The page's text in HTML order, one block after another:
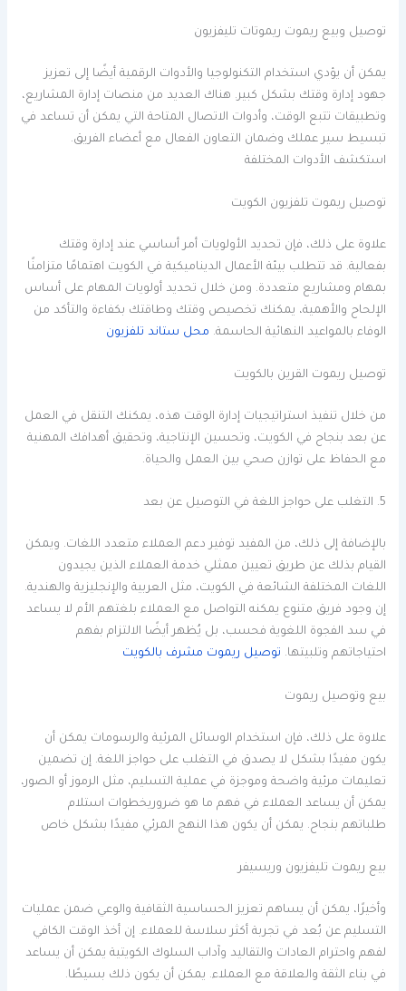
توصيل وبيع ريموت ريموتات تليفزيون
يمكن أن يؤدي استخدام التكنولوجيا والأدوات الرقمية أيضًا إلى تعزيز
جهود إدارة وقتك بشكل كبير. هناك العديد من منصات إدارة المشاريع،
وتطبيقات تتبع الوقت، وأدوات الاتصال المتاحة التي يمكن أن تساعد في
تبسيط سير عملك وضمان التعاون الفعال مع أعضاء الفريق.
استكشف الأدوات المختلفة
توصيل ريموت تلفزيون الكويت
علاوة على ذلك، فإن تحديد الأولويات أمر أساسي عند إدارة وقتك
بفعالية. قد تتطلب بيئة الأعمال الديناميكية في الكويت اهتمامًا متزامنًا
بمهام ومشاريع متعددة. ومن خلال تحديد أولويات المهام على أساس
الإلحاح والأهمية، يمكنك تخصيص وقتك وطاقتك بكفاءة والتأكد من
الوفاء بالمواعيد النهائية الحاسمة. محل ستاند تلفزيون
توصيل ريموت القرين بالكويت
من خلال تنفيذ استراتيجيات إدارة الوقت هذه، يمكنك التنقل في العمل
عن بعد بنجاح في الكويت، وتحسين الإنتاجية، وتحقيق أهدافك المهنية
مع الحفاظ على توازن صحي بين العمل والحياة.
5. التغلب على حواجز اللغة في التوصيل عن بعد
بالإضافة إلى ذلك، من المفيد توفير دعم العملاء متعدد اللغات. ويمكن
القيام بذلك عن طريق تعيين ممثلي خدمة العملاء الذين يجيدون
اللغات المختلفة الشائعة في الكويت، مثل العربية والإنجليزية والهندية.
إن وجود فريق متنوع يمكنه التواصل مع العملاء بلغتهم الأم لا يساعد
في سد الفجوة اللغوية فحسب، بل يُظهر أيضًا الالتزام بفهم
احتياجاتهم وتلبيتها. توصيل ريموت مشرف بالكويت
بيع وتوصيل ريموت
علاوة على ذلك، فإن استخدام الوسائل المرئية والرسومات يمكن أن
يكون مفيدًا بشكل لا يصدق في التغلب على حواجز اللغة. إن تضمين
تعليمات مرئية واضحة وموجزة في عملية التسليم، مثل الرموز أو الصور،
يمكن أن يساعد العملاء في فهم ما هو ضروريخطوات استلام
طلباتهم بنجاح. يمكن أن يكون هذا النهج المرئي مفيدًا بشكل خاص
بيع ريموت تليفزيون وريسيفر
وأخيرًا، يمكن أن يساهم تعزيز الحساسية الثقافية والوعي ضمن عمليات
التسليم عن بُعد في تجربة أكثر سلاسة للعملاء. إن أخذ الوقت الكافي
لفهم واحترام العادات والتقاليد وآداب السلوك الكويتية يمكن أن يساعد
في بناء الثقة والعلاقة مع العملاء. يمكن أن يكون ذلك بسيطًا.